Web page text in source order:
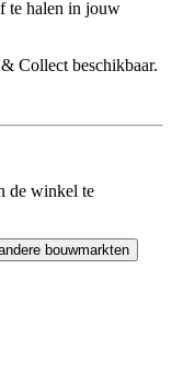
te halen in jouw
Collect beschikbaar.
de winkel te
bouwmarkten